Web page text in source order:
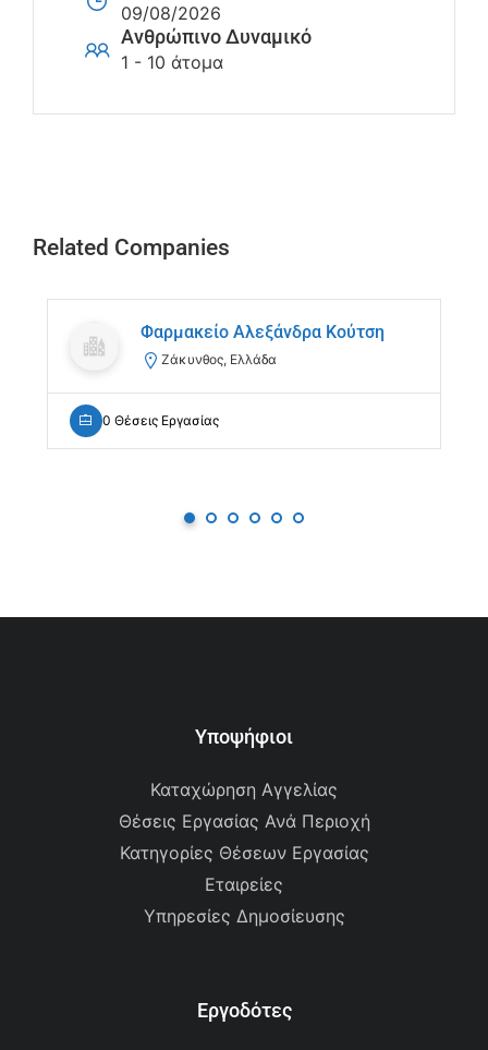
09/08/2026
Ανθρώπινο Δυναμικό
1 - 10 άτομα
Related Companies
Φαρμακείο Αλεξάνδρα Κούτση
Ζάκυνθος, Ελλάδα
0 Θέσεις Εργασίας
Υποψήφιοι
Καταχώρηση Αγγελίας
Θέσεις Εργασίας Ανά Περιοχή
Κατηγορίες Θέσεων Εργασίας
Εταιρείες
Υπηρεσίες Δημοσίευσης
Εργοδότες